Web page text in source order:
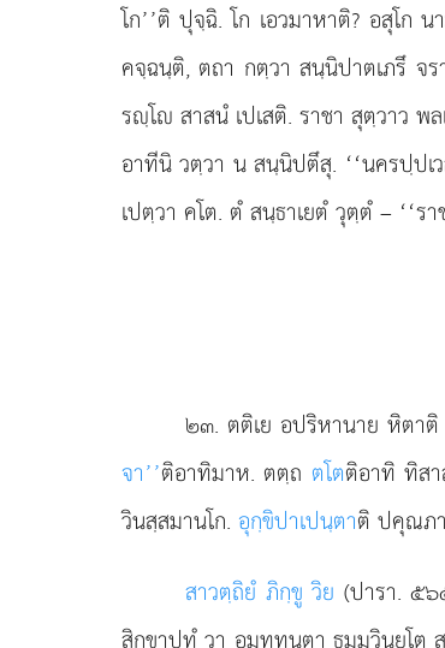
โก’’ติ ปุจฺฉิ. โก เอวมาหาติ? อสุโ
คจฺฉนฺติ, ตถา กตฺวา สนฺนิปาตเภรึ จ
รฺโ สาสนํ เปเสติ. ราชา สุตฺวาว พ
อาทีนิ วตฺวา น สนฺนิปตึสุ. ‘‘นครปฺปเ
เปตฺวา คโต. ตํ สนฺธาเยตํ วุตฺตํ – ‘‘
๒๓. ตติเย อปริหานาย หิตาติ
จา’’ติอาทิมาห. ตตฺถ ตโตติอาทิ ทิส
วินสฺสมานโก. อุกฺขิปาเปนฺตาติ ปคุณภ
สาวตฺถิยํ ภิกฺขู วิย (ปารา. ๕
สิกฺขาปทํ วา อมทฺทนฺตา ธมฺมวินยโ